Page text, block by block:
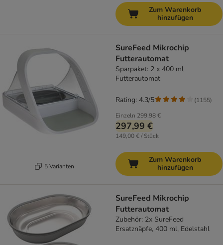
Zum Warenkorb
hinzufügen
5 Varianten
SureFeed Mikrochip
Futterautomat
Sparpaket: 2 x 400 ml
Futterautomat
Einzeln 299,98 €
297,99 €
149,00 € / Stück
Rating: 4.3/5 (1155)
Zum Warenkorb
hinzufügen
SureFeed Mikrochip
Futterautomat
Zubehör: 2x SureFeed
Ersatznäpfe, 400 ml, Edelstahl